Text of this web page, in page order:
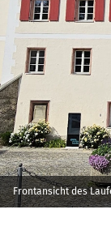
Frontansicht des